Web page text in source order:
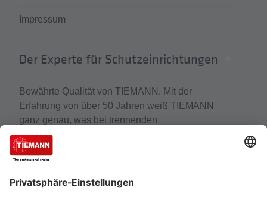
Impressum
Der Experte für Schutzeinrichtungen
Bewährte Qualität von TIEMANN. Mit der
Erfahrung von über 50 Jahren weiß TIEMANN
ganz genau, was bei trennenden
Distanzschutzeinrichtungen wirklich zählt. Der
Experte für Schutzeinrichtungen, Schutzzäune und
Gittertrennwände gehört zu den führenden
Unternehmen, wenn es um den Schutz von
Mensch, Maschine und Anlagen geht.